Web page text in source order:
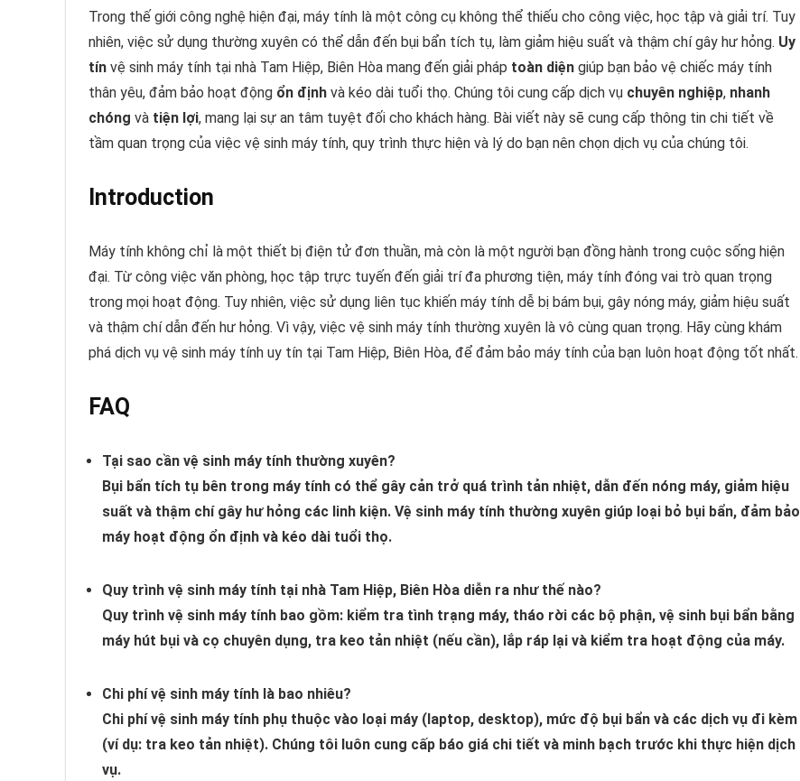
Trong thế giới công nghệ hiện đại, máy tính là một công cụ không thể thiếu cho công việc, học tập và giải trí. Tuy
nhiên, việc sử dụng thường xuyên có thể dẫn đến bụi bẩn tích tụ, làm giảm hiệu suất và thậm chí gây hư hỏng. Uy
tín vệ sinh máy tính tại nhà Tam Hiệp, Biên Hòa mang đến giải pháp toàn diện giúp bạn bảo vệ chiếc máy tính
thân yêu, đảm bảo hoạt động ổn định và kéo dài tuổi thọ. Chúng tôi cung cấp dịch vụ chuyên nghiệp, nhanh
chóng và tiện lợi, mang lại sự an tâm tuyệt đối cho khách hàng. Bài viết này sẽ cung cấp thông tin chi tiết về
tầm quan trọng của việc vệ sinh máy tính, quy trình thực hiện và lý do bạn nên chọn dịch vụ của chúng tôi.
Introduction
Máy tính không chỉ là một thiết bị điện tử đơn thuần, mà còn là một người bạn đồng hành trong cuộc sống hiện
đại. Từ công việc văn phòng, học tập trực tuyến đến giải trí đa phương tiện, máy tính đóng vai trò quan trọng
trong mọi hoạt động. Tuy nhiên, việc sử dụng liên tục khiến máy tính dễ bị bám bụi, gây nóng máy, giảm hiệu suất
và thậm chí dẫn đến hư hỏng. Vì vậy, việc vệ sinh máy tính thường xuyên là vô cùng quan trọng. Hãy cùng khám
phá dịch vụ vệ sinh máy tính uy tín tại Tam Hiệp, Biên Hòa, để đảm bảo máy tính của bạn luôn hoạt động tốt nhất.
FAQ
Tại sao cần vệ sinh máy tính thường xuyên?
Bụi bẩn tích tụ bên trong máy tính có thể gây cản trở quá trình tản nhiệt, dẫn đến nóng máy, giảm hiệu
suất và thậm chí gây hư hỏng các linh kiện. Vệ sinh máy tính thường xuyên giúp loại bỏ bụi bẩn, đảm bảo
máy hoạt động ổn định và kéo dài tuổi thọ.
Quy trình vệ sinh máy tính tại nhà Tam Hiệp, Biên Hòa diễn ra như thế nào?
Quy trình vệ sinh máy tính bao gồm: kiểm tra tình trạng máy, tháo rời các bộ phận, vệ sinh bụi bẩn bằng
máy hút bụi và cọ chuyên dụng, tra keo tản nhiệt (nếu cần), lắp ráp lại và kiểm tra hoạt động của máy.
Chi phí vệ sinh máy tính là bao nhiêu?
Chi phí vệ sinh máy tính phụ thuộc vào loại máy (laptop, desktop), mức độ bụi bẩn và các dịch vụ đi kèm
(ví dụ: tra keo tản nhiệt). Chúng tôi luôn cung cấp báo giá chi tiết và minh bạch trước khi thực hiện dịch
vụ.